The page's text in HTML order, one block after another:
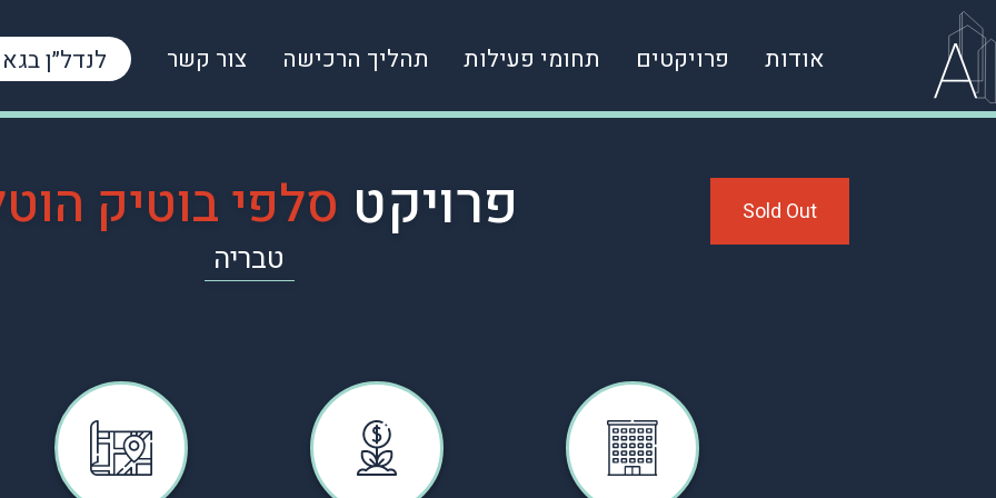
אודות פרויקטים תחומי פעילות תהליך הרכישה צור קשר לנדל״ן
פרויקט סלפי בוטיק
טבריה
Sold Out